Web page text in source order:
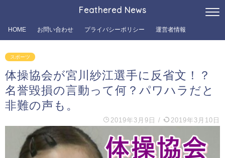
Feathered News
HOME お問い合わせ プライバシーポリシー 運営者情報
スポーツ
体操協会が宮川紗江選手に反省文！？
名誉毀損の言動って何？パワハラだと
非難の声も。
2019年3月9日 / 2019年3月10日